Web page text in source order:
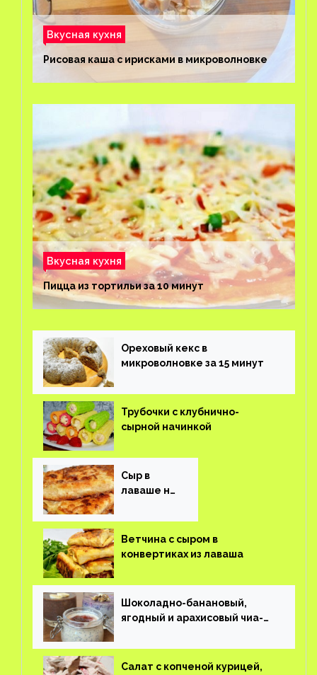
Вкусная кухня
Рисовая каша с ирисками в микроволновке
Вкусная кухня
Пицца из тортильи за 10 минут
Ореховый кекс в
микроволновке за 15 минут
Трубочки с клубнично-
сырной начинкой
Сыр в
лаваше на
Ветчина с сыром в
конвертиках из лаваша
Шоколадно-банановый,
ягодный и арахисовый чиа-
Салат с копченой курицей,